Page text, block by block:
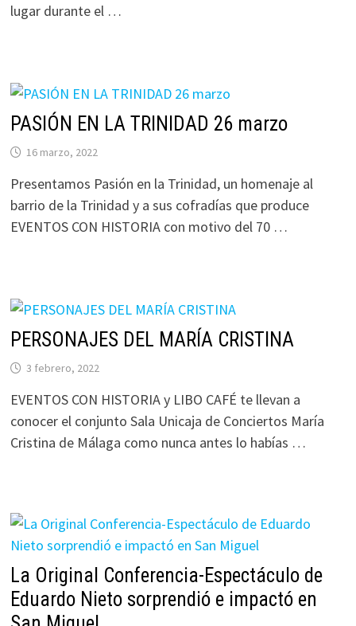
lugar durante el …
PASIÓN EN LA TRINIDAD 26 marzo
16 marzo, 2022
Presentamos Pasión en la Trinidad, un homenaje al
barrio de la Trinidad y a sus cofradías que produce
EVENTOS CON HISTORIA con motivo del 70 …
PERSONAJES DEL MARÍA CRISTINA
3 febrero, 2022
EVENTOS CON HISTORIA y LIBO CAFÉ te llevan a
conocer el conjunto Sala Unicaja de Conciertos María
Cristina de Málaga como nunca antes lo habías …
La Original Conferencia-Espectáculo de
Eduardo Nieto sorprendió e impactó en